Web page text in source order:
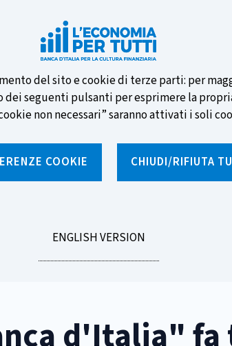
del sito e cookie di terze parti: per
seguenti pulsanti per esprimere la
non necessari” saranno attivati i soli
COOKIE CHIUDI/RIFIUTA
GO
ENGLISH VERSION
e vota la tua
d'Italia" fa